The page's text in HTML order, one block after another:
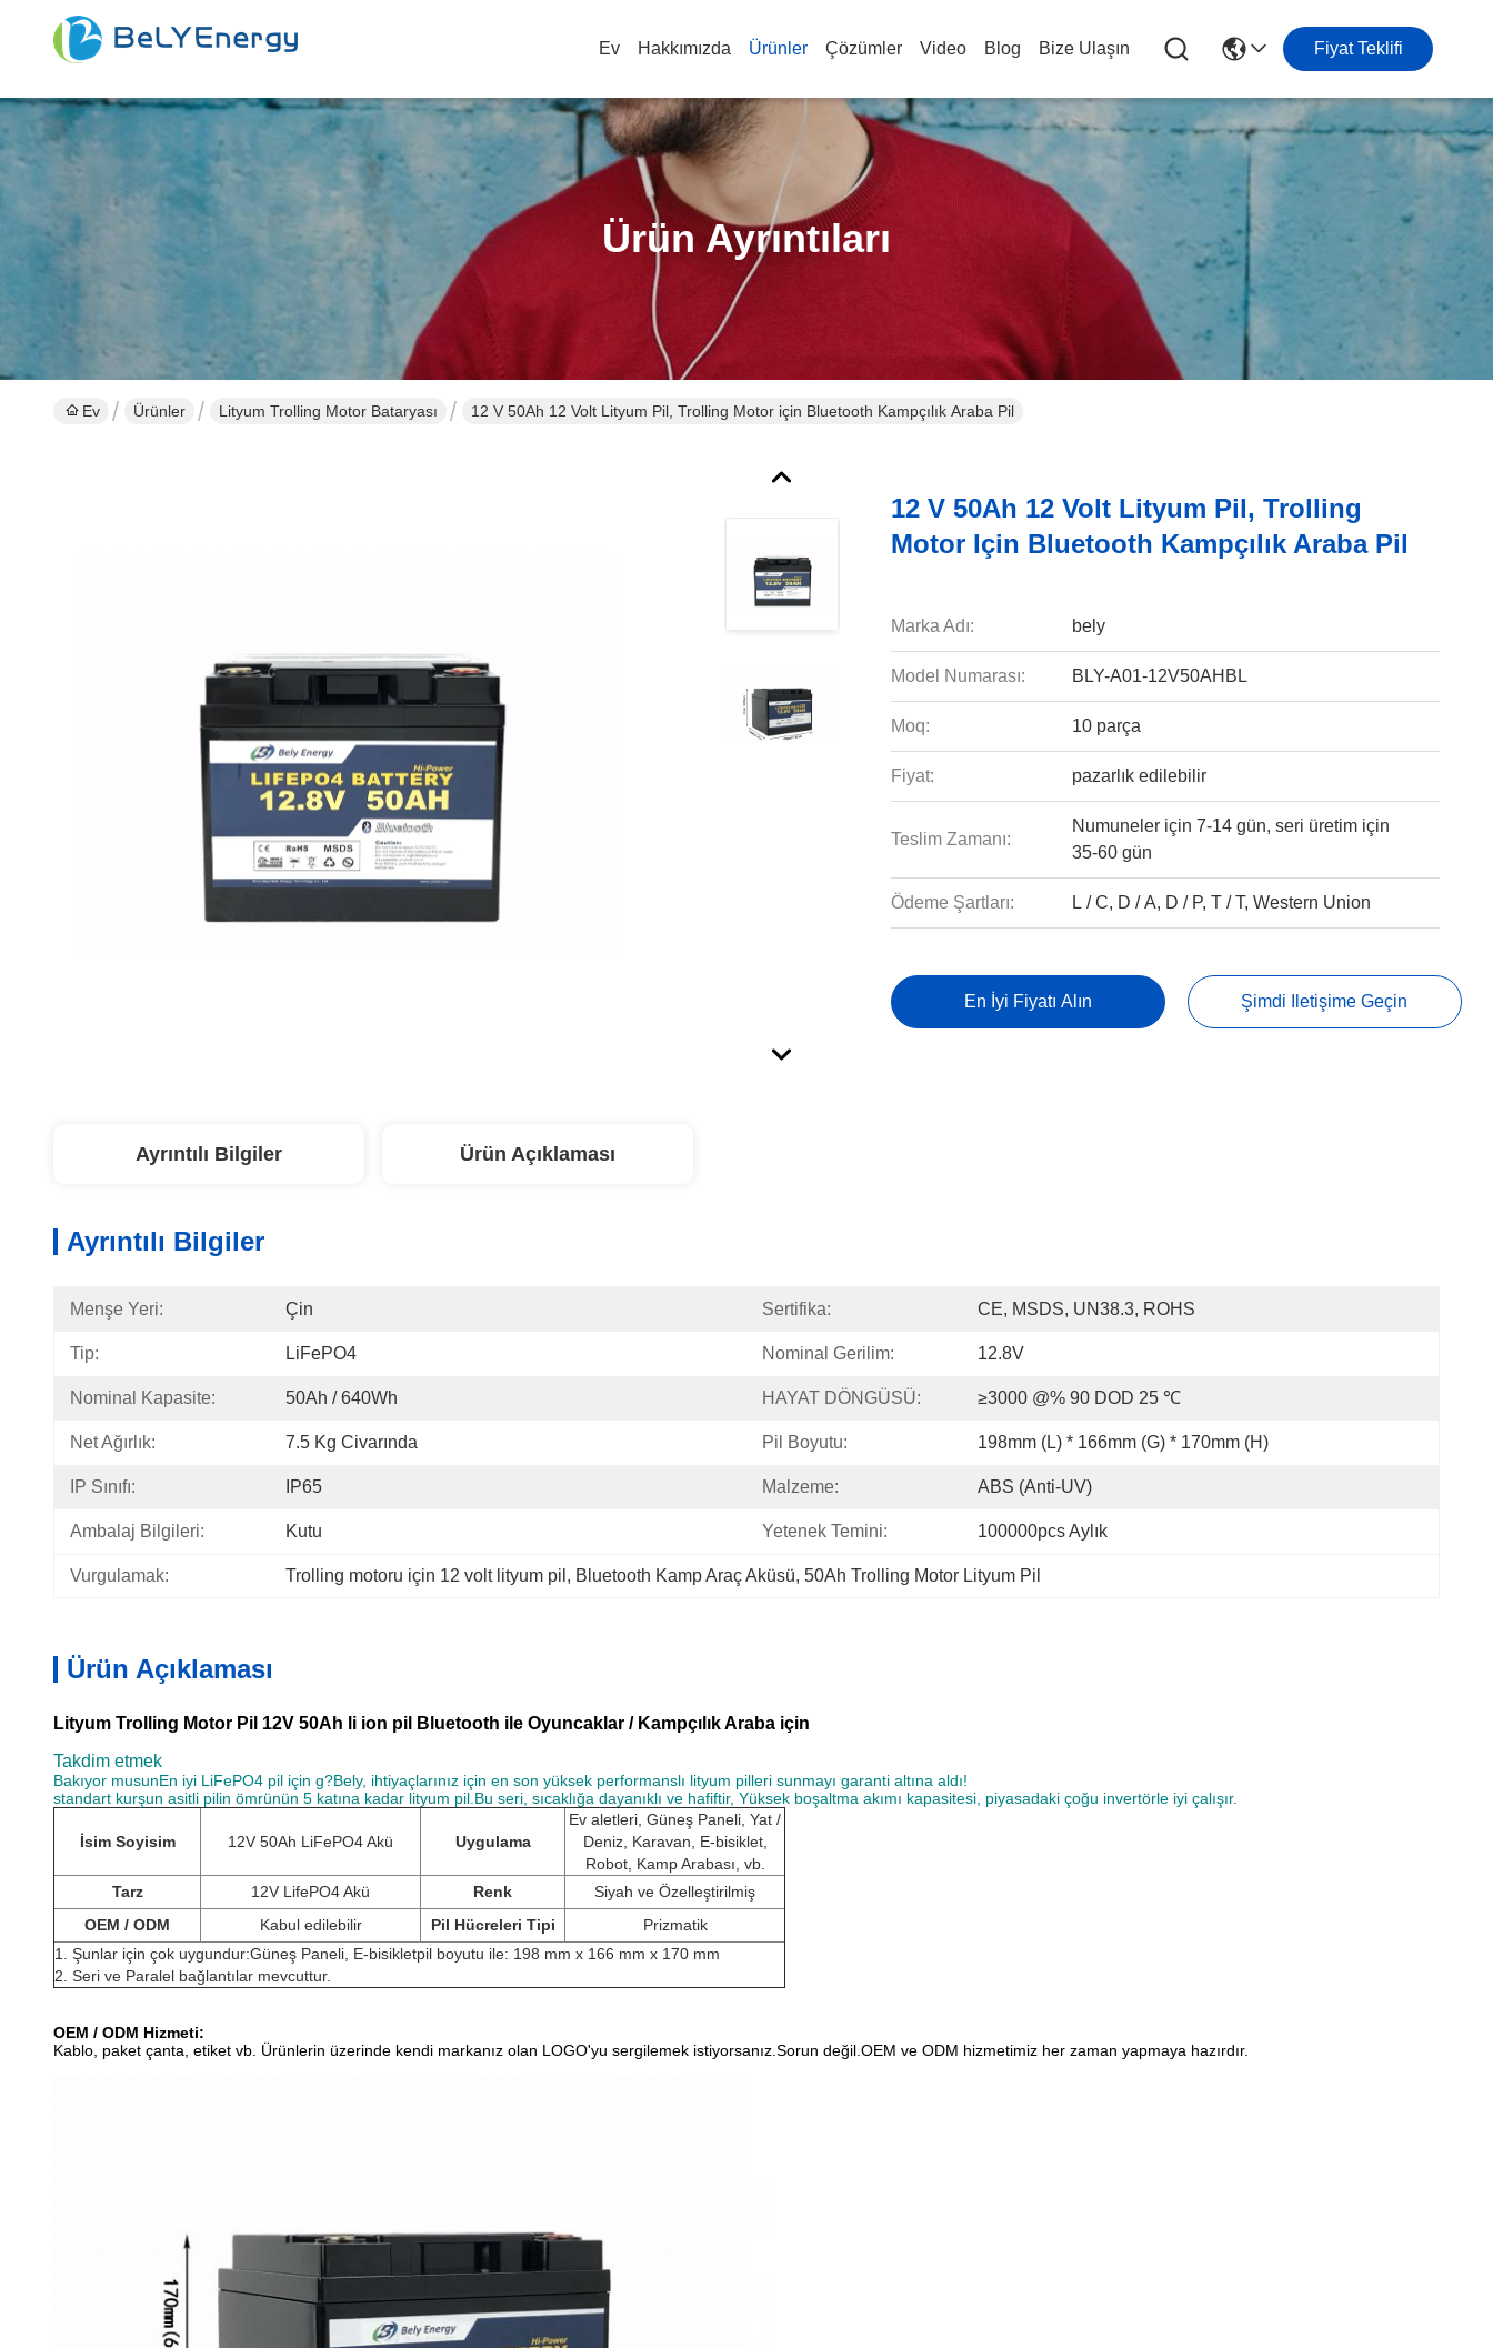
Ev Hakkımızda Ürünler Çözümler Video Blog Bize Ulaşın Fiyat Teklifi
Ürün Ayrıntıları
Ev Ürünler Lityum Trolling Motor Bataryası 12 V 50Ah 12 Volt Lityum Pil, Trolling Motor için Bluetooth Kampçılık Araba Pil
12 V 50Ah 12 Volt Lityum Pil, Trolling
Motor Için Bluetooth Kampçılık Araba Pil
Marka Adı: bely
Model Numarası: BLY-A01-12V50AHBL
Moq: 10 parça
Fiyat: pazarlık edilebilir
Teslim Zamanı:
Numuneler için 7-14 gün, seri üretim için
35-60 gün
Ödeme Şartları: L / C, D / A, D / P, T / T, Western Union
En İyi Fiyatı Alın Şimdi Iletişime Geçin
Ayrıntılı Bilgiler Ürün Açıklaması
Ayrıntılı Bilgiler
Menşe Yeri: Çin Sertifika: CE, MSDS, UN38.3, ROHS
Tip: LiFePO4 Nominal Gerilim: 12.8V
Nominal Kapasite: 50Ah / 640Wh HAYAT DÖNGÜSÜ: ≥3000 @% 90 DOD 25 ℃
Net Ağırlık: 7.5 Kg Civarında Pil Boyutu: 198mm (L) * 166mm (G) * 170mm (H)
IP Sınıfı: IP65 Malzeme: ABS (anti-UV)
Ambalaj Bilgileri: Kutu Yetenek Temini: 100000pcs Aylık
Vurgulamak: Trolling motoru için 12 volt lityum pil , Bluetooth Kamp Araç Aküsü, 50Ah Trolling Motor Lityum Pil
Ürün Açıklaması
Lityum Trolling Motor Pil 12V 50Ah li ion pil Bluetooth ile Oyuncaklar / Kampçılık Araba için
Takdim etmek
Bakıyor musunEn iyi LiFePO4 pil için g?Bely, ihtiyaçlarınız için en son yüksek performanslı lityum pilleri sunmayı garanti altına aldı!
standart kurşun asitli pilin ömrünün 5 katına kadar lityum pil.Bu seri, sıcaklığa dayanıklı ve hafiftir, Yüksek boşaltma akımı kapasitesi, piyasadaki çoğu invertörle iyi çalışır.
İsim Soyisim 12V 50Ah LiFePO4 Akü Uygulama
Ev aletleri, Güneş Paneli, Yat /
Deniz, Karavan, E-bisiklet,
Robot, Kamp Arabası, vb.
Tarz
12V LifePO4 Akü Renk
Siyah ve Özelleştirilmiş
OEM / ODM
Kabul edilebilir Pil Hücreleri Tipi
Prizmatik
1. Şunlar için çok uygundur:Güneş Paneli, E-bisikletpil boyutu ile: 198 mm x 166 mm x 170 mm
2. Seri ve Paralel bağlantılar mevcuttur.
OEM / ODM Hizmeti:
Kablo, paket çanta, etiket vb. Ürünlerin üzerinde kendi markanız olan LOGO'yu sergilemek istiyorsanız.Sorun değil.OEM ve ODM hizmetimiz her zaman yapmaya hazırdır.